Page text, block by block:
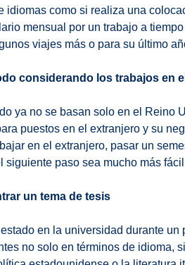
idiomas como si realiza una
mensual por un trabajo a
viajes más o para su último
considerando los trabajos en
ya no se basan solo en el Reino
puestos en el extranjero y su
en el extranjero, pasar un
siguiente paso sea mucho más
un tema de tesis
en la universidad durante
no solo en términos de idioma,